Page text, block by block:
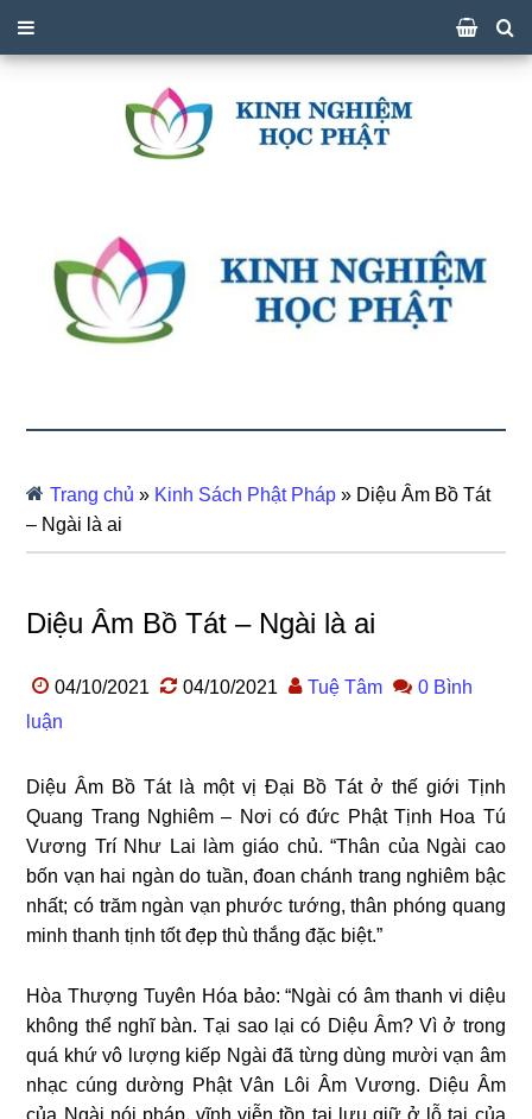
Trang chủ » Kinh Sách Phật Pháp » Diệu Âm Bồ Tát
– Ngài là ai
Diệu Âm Bồ Tát – Ngài là ai
04/10/2021 04/10/2021 Tuệ Tâm
0 Bình
luận
Diệu Âm Bồ Tát là một vị Đại Bồ Tát ở thế giới Tịnh
Quang Trang Nghiêm – Nơi có đức Phật Tịnh Hoa Tú
Vương Trí Như Lai làm giáo chủ. “Thân của Ngài cao
bốn vạn hai ngàn do tuần, đoan chánh trang nghiêm bậc
nhất; có trăm ngàn vạn phước tướng, thân phóng quang
minh thanh tịnh tốt đẹp thù thắng đặc biệt.”
Hòa Thượng Tuyên Hóa bảo: “Ngài có âm thanh vi diệu
không thể nghĩ bàn. Tại sao lại có Diệu Âm? Vì ở trong
quá khứ vô lượng kiếp Ngài đã từng dùng mười vạn âm
nhạc cúng dường Phật Vân Lôi Âm Vương. Diệu Âm